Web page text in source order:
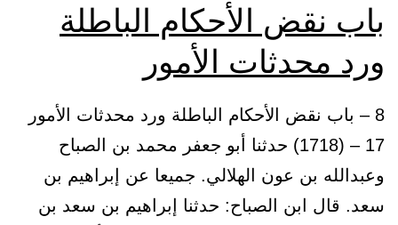
باب نقض الأحكام الباطلة
ورد محدثات الأمور
8 – باب نقض الأحكام الباطلة ورد محدثات الأمور
17 – (1718) حدثنا أبو جعفر محمد بن الصباح
وعبدالله بن عون الهلالي. جميعا عن إبراهيم بن
سعد. قال ابن الصباح: حدثنا إبراهيم بن سعد بن